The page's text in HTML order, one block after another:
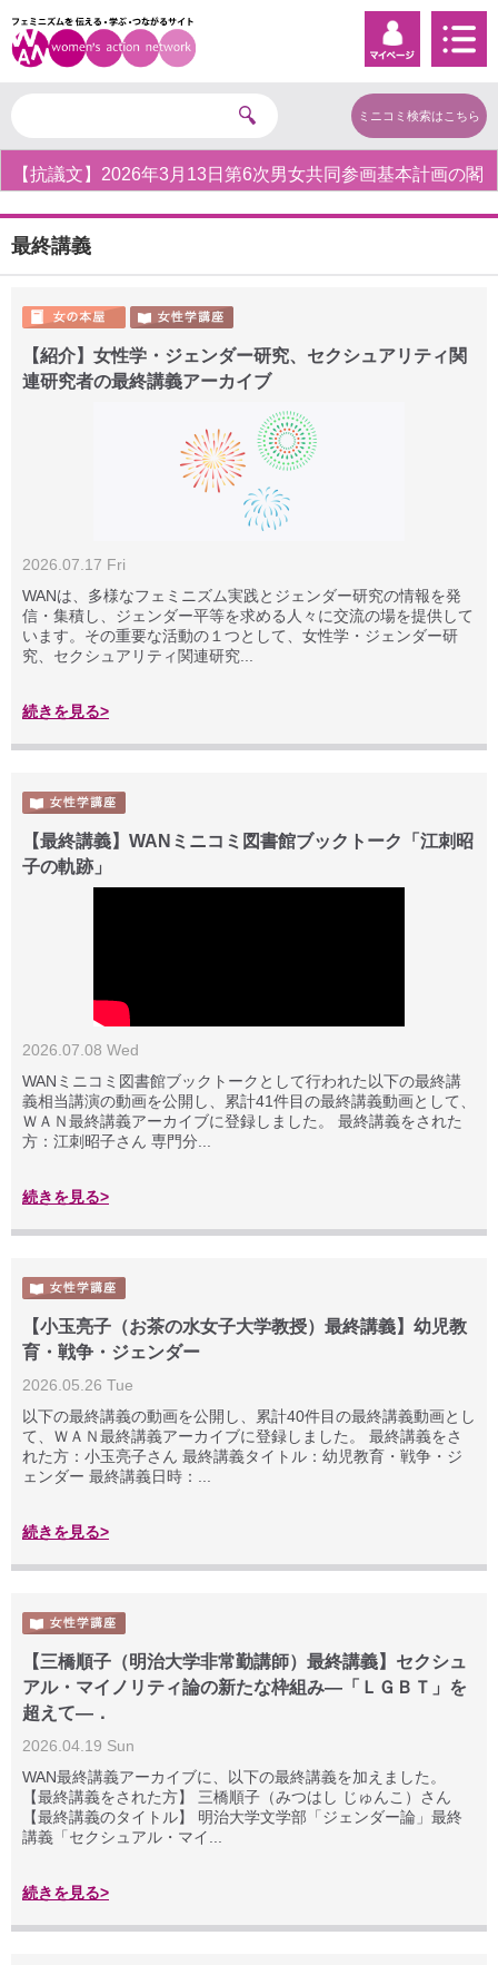
ミニコミ検索はこちら
【抗議文】2026年3月13日第6次男女共同参画基本計画の閣
最終講義
【紹介】女性学・ジェンダー研究、セクシュアリティ関
連研究者の最終講義アーカイブ
2026.07.17 Fri
WANは、多様なフェミニズム実践とジェンダー研究の情報を発
信・集積し、ジェンダー平等を求める人々に交流の場を提供して
います。その重要な活動の１つとして、女性学・ジェンダー研
究、セクシュアリティ関連研究...
続きを見る>
【最終講義】WANミニコミ図書館ブックトーク「江刺昭
子の軌跡」
2026.07.08 Wed
WANミニコミ図書館ブックトークとして行われた以下の最終講
義相当講演の動画を公開し、累計41件目の最終講義動画として、
ＷＡＮ最終講義アーカイブに登録しました。 最終講義をされた
方：江刺昭子さん 専門分...
続きを見る>
【小玉亮子（お茶の水女子大学教授）最終講義】幼児教
育・戦争・ジェンダー
2026.05.26 Tue
以下の最終講義の動画を公開し、累計40件目の最終講義動画とし
て、ＷＡＮ最終講義アーカイブに登録しました。 最終講義をさ
れた方：小玉亮子さん 最終講義タイトル：幼児教育・戦争・ジ
ェンダー 最終講義日時：...
続きを見る>
【三橋順子（明治大学非常勤講師）最終講義】セクシュ
アル・マイノリティ論の新たな枠組み―「ＬＧＢＴ」を
超えて―．
2026.04.19 Sun
WAN最終講義アーカイブに、以下の最終講義を加えました。
【最終講義をされた方】 三橋順子（みつはし じゅんこ）さん
【最終講義のタイトル】 明治大学文学部「ジェンダー論」最終
講義「セクシュアル・マイ...
続きを見る>